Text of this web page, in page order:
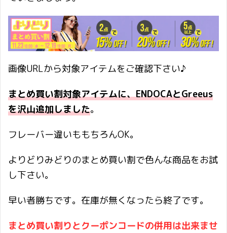
画像URLから対象アイテムをご確認下さい♪
まとめ買い割対象アイテムに、ENDOCAとGreeus
を沢山追加しました。
フレーバー違いももちろんOK。
よりどりみどりのまとめ買い割で色んな商品をお試
し下さい。
早い者勝ちです。在庫が無くなったら終了です。
まとめ買い割りとクーポンコードの併用は出来ませ